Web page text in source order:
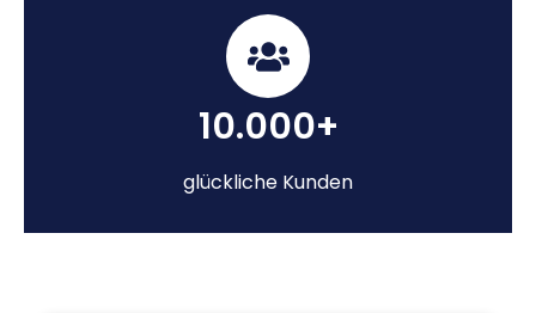
10.000+
glückliche Kunden